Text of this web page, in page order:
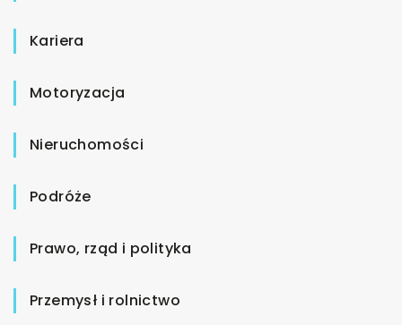
Kariera
Motoryzacja
Nieruchomości
Podróże
Prawo, rząd i polityka
Przemysł i rolnictwo